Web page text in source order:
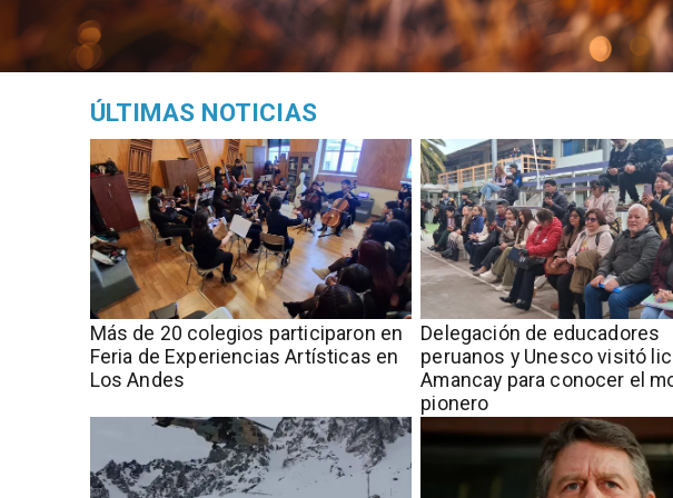
ÚLTIMAS NOTICIAS
Más de 20 colegios participaron en
Feria de Experiencias Artísticas en
Los Andes
Delegación de educadores
peruanos y Unesco visitó
Amancay para conocer el
pionero